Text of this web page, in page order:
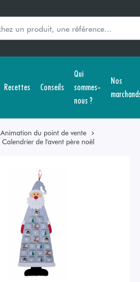
Recettes Conseils
Qui
sommes-
nous ?
Nos
Animation du point de vente
Calendrier de l'avent père noël